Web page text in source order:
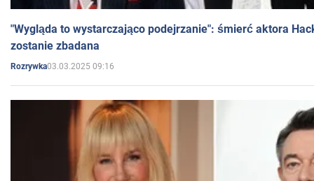
"Wygląda to wystarczająco podejrzanie": śmierć aktora
zostanie zbadana
Rozrywka03.03.2025 09:16